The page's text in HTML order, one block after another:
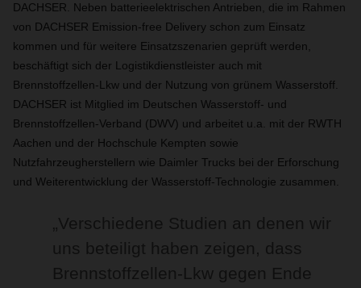
DACHSER. Neben batterieelektrischen Antrieben, die im Rahmen
von DACHSER Emission-free Delivery schon zum Einsatz
kommen und für weitere Einsatzszenarien geprüft werden,
beschäftigt sich der Logistikdienstleister auch mit
Brennstoffzellen-Lkw und der Nutzung von grünem Wasserstoff.
DACHSER ist Mitglied im Deutschen Wasserstoff- und
Brennstoffzellen-Verband (DWV) und arbeitet u.a. mit der RWTH
Aachen und der Hochschule Kempten sowie
Nutzfahrzeugherstellern wie Daimler Trucks bei der Erforschung
und Weiterentwicklung der Wasserstoff-Technologie zusammen.
„Verschiedene Studien an denen wir
uns beteiligt haben zeigen, dass
Brennstoffzellen-Lkw gegen Ende